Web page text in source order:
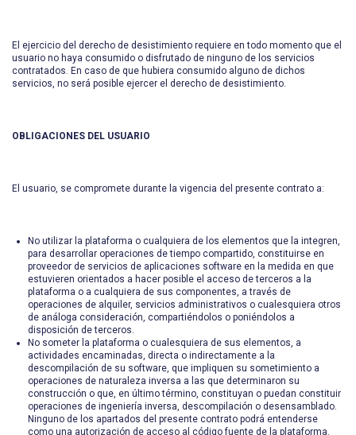
El ejercicio del derecho de desistimiento requiere en todo momento que el
usuario no haya consumido o disfrutado de ninguno de los servicios
contratados. En caso de que hubiera consumido alguno de dichos
servicios, no será posible ejercer el derecho de desistimiento.
OBLIGACIONES DEL USUARIO
El usuario, se compromete durante la vigencia del presente contrato a:
No utilizar la plataforma o cualquiera de los elementos que la integren,
para desarrollar operaciones de tiempo compartido, constituirse en
proveedor de servicios de aplicaciones software en la medida en que
estuvieren orientados a hacer posible el acceso de terceros a la
plataforma o a cualquiera de sus componentes, a través de
operaciones de alquiler, servicios administrativos o cualesquiera otros
de análoga consideración, compartiéndolos o poniéndolos a
disposición de terceros.
No someter la plataforma o cualesquiera de sus elementos, a
actividades encaminadas, directa o indirectamente a la
descompilación de su software, que impliquen su sometimiento a
operaciones de naturaleza inversa a las que determinaron su
construcción o que, en último término, constituyan o puedan constituir
operaciones de ingeniería inversa, descompilación o desensamblado.
Ninguno de los apartados del presente contrato podrá entenderse
como una autorización de acceso al código fuente de la plataforma.